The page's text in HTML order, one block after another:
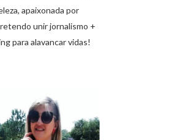
apaixonada por
unir jornalismo +
para alavancar vidas!